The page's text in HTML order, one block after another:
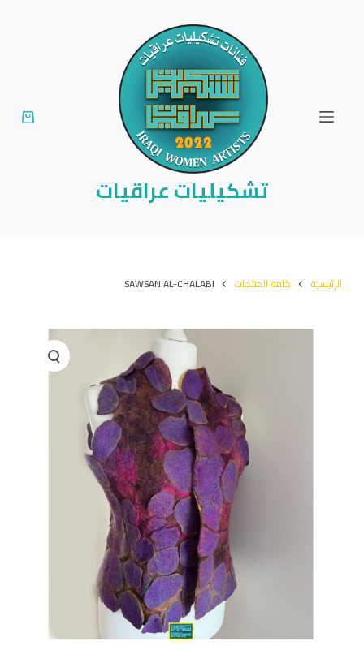
تشكيليات عراقيات
الرئيسية كافة المنتجات SAWSAN AL-CHALABI